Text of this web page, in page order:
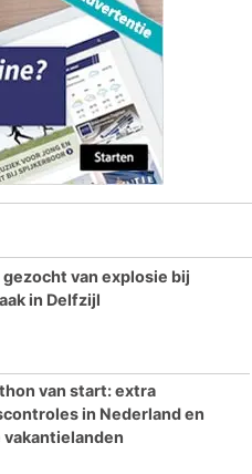
van explosie bij
in Delfzijl
van start: extra
in Nederland en